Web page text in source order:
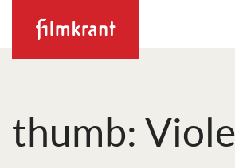
thumb: